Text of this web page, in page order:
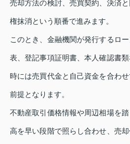
売却方法の検討、売買契約、決済
権抹消という順番で進みます。
このとき、金融機関が発行するロ
表、登記事項証明書、本人確認書
時には売買代金と自己資金を合わ
前提となります。
不動産取引価格情報や周辺相場を
高を早い段階で照らし合わせ、売